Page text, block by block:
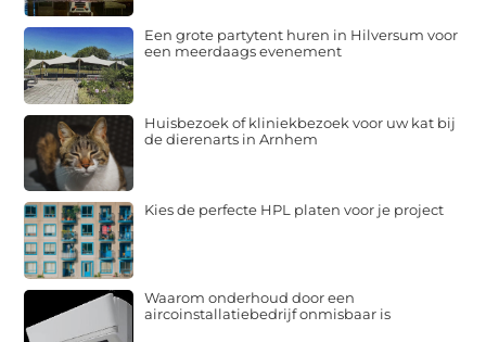
Een grote partytent huren in Hilversum voor
een meerdaags evenement
Huisbezoek of kliniekbezoek voor uw kat bij
de dierenarts in Arnhem
Kies de perfecte HPL platen voor je project
Waarom onderhoud door een
aircoinstallatiebedrijf onmisbaar is